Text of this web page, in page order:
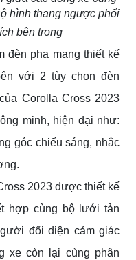
hình thang ngược phối
bên trong
đèn pha mang thiết kế
với 2 tùy chọn đèn
Corolla Cross 2023
minh, hiện đại như:
góc chiếu sáng, nhắc
2023 được thiết kế
hợp cùng bộ lưới tản
đối diện cảm giác
xe còn lại cùng phân